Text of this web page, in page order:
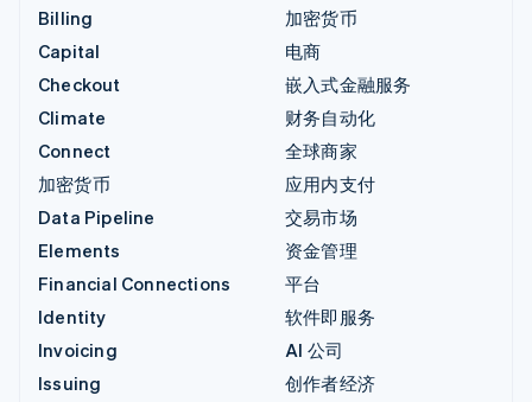
Billing
Capital
Checkout
Climate
Connect
加密货币
Data Pipeline
Elements
Financial Connections
Identity
Invoicing
Issuing
加密货币
电商
嵌入式金融服务
财务自动化
全球商家
应用内支付
交易市场
资金管理
平台
软件即服务
AI 公司
创作者经济